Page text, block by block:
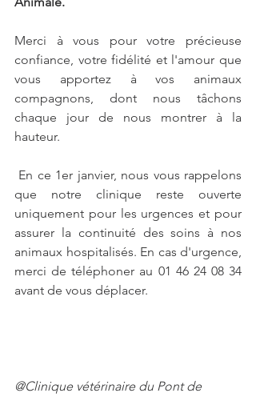
Merci à vous pour votre précieuse
confiance, votre fidélité et l'amour que
vous apportez à vos animaux
compagnons, dont nous tâchons
chaque jour de nous montrer à la
hauteur.
que notre clinique reste ouverte
uniquement pour les urgences et pour
assurer la continuité des soins à nos
animaux hospitalisés. En cas d'urgence,
merci de téléphoner au 01 46 24 08 34
avant de vous déplacer.
@Clinique vétérinaire du Pont de